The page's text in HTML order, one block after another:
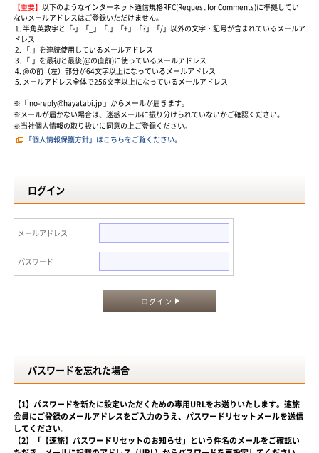
【重要】 以下のようなインターネット通信規格RFC(Request for Comments)に準拠してい
ないメールアドレスはご登録いただけません。
1. 半角英数字と「-」「_」「.」「+」「?」「/」以外の文字・記号が含まれているメールア
ドレス
2. 「.」を連続使用しているメールアドレス
3. 「.」を最初と最後(@の直前)に使っているメールアドレス
4. @の前（左）部分が64文字以上になっているメールアドレス
5. メールアドレス全体で256文字以上になっているメールアドレス
※「 no-reply@hayatabi.jp 」からメールが届きます。
※メールが届かない場合は、迷惑メールに振り分けられていないかご確認ください。
※当社個人情報の取り扱いに同意の上ご登録ください。
「個人情報保護方針」はこちらをご覧ください。
ログイン
メールアドレス
パスワード
ログイン
パスワードを忘れた場合
【1】パスワードを新たに設定いただくための専用URLをお送りいたします。速旅
会員にご登録のメールアドレスをご入力のうえ、パスワードリセットメールを送信
してください。
【2】「【速旅】パスワードリセットのお知らせ」という件名のメールをご確認い